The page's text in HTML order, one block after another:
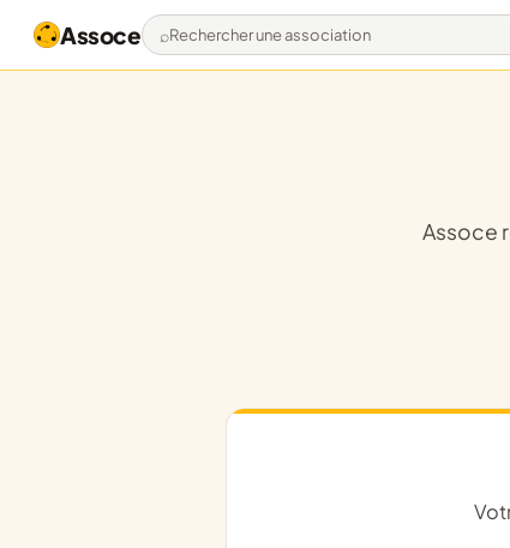
Assoce Rechercher une association
Assoce référence déjà 1,5 million d'associations. Activez votre fiche pour être
Votre fiche est votre vitrine publique : informez bénévoles, partenaires et